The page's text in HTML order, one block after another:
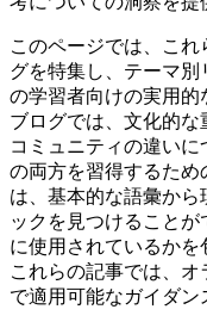
このページでは、こ
グを特集し、テーマ
の学習者向けの実用的
ブログでは、文化的
コミュニティの違い
の両方を習得するため
は、基本的な語彙か
ックを見つけること
に使用されているかを
これらの記事では、
で適用可能なガイダン